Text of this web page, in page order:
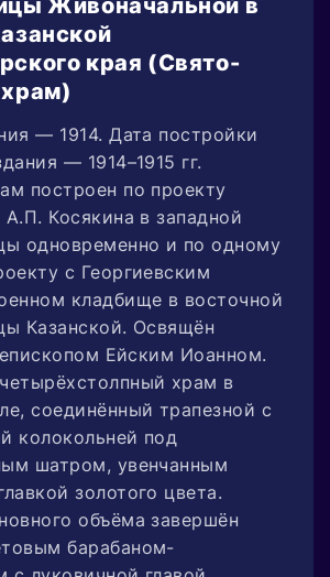
края (Свято-
— 1914. Дата постройки
— 1914–1915 гг.
построен по проекту
А.П. Косякина в западной
одновременно и по одному
с Георгиевским
кладбище в восточной
Казанской. Освящён
епископом Ейским Иоанном.
храм в
соединённый трапезной с
колокольней под
шатром, увенчанным
золотого цвета.
объёма завершён
барабаном-